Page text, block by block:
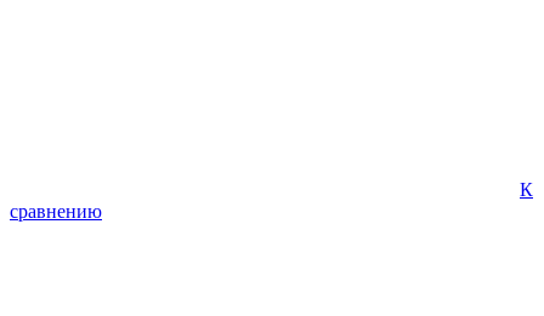
К
сравнению